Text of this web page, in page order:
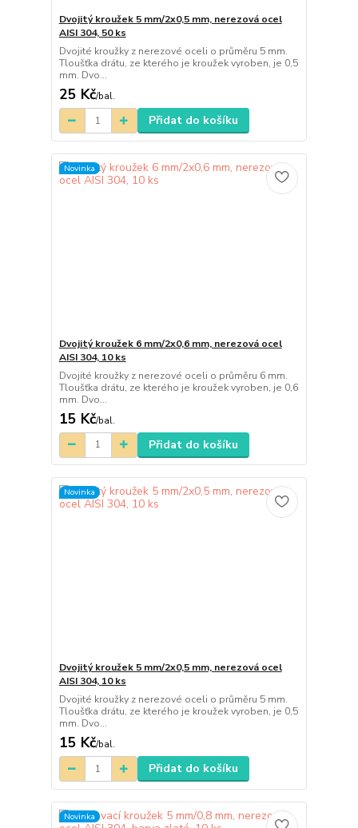
Dvojitý kroužek 5 mm/2x0,5 mm, nerezová ocel
AISI 304, 50 ks
Dvojité kroužky z nerezové oceli o průměru 5 mm.
Tloušťka drátu, ze kterého je kroužek vyroben, je 0,5
mm. Dvo...
25 Kč/bal.
Přidat do košíku
Novinka
Dvojitý kroužek 6 mm/2x0,6 mm, nerezová ocel
AISI 304, 10 ks
Dvojité kroužky z nerezové oceli o průměru 6 mm.
Tloušťka drátu, ze kterého je kroužek vyroben, je 0,6
mm. Dvo...
15 Kč/bal.
Přidat do košíku
Novinka
Dvojitý kroužek 5 mm/2x0,5 mm, nerezová ocel
AISI 304, 10 ks
Dvojité kroužky z nerezové oceli o průměru 5 mm.
Tloušťka drátu, ze kterého je kroužek vyroben, je 0,5
mm. Dvo...
15 Kč/bal.
Přidat do košíku
Novinka